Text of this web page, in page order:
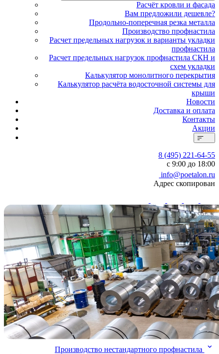
Расчёт кровли и фасада
Вам предложили дешевле?
Продольно-поперечная резка металла
Производство профнастила
Расчет предельных нагрузок и варианты укладки
профнастила
Расчет предельных нагрузок профнастила СКН и
схем укладки
Калькулятор монолитного перекрытия
Калькулятор расчёта водосточной системы для
крыши
Новости
Доставка и оплата
Контакты
Акции
8 (495) 221-64-55
с 9:00 до 18:00
info@poetalon.ru
Адрес скопирован
Производство нестандартного профнастила